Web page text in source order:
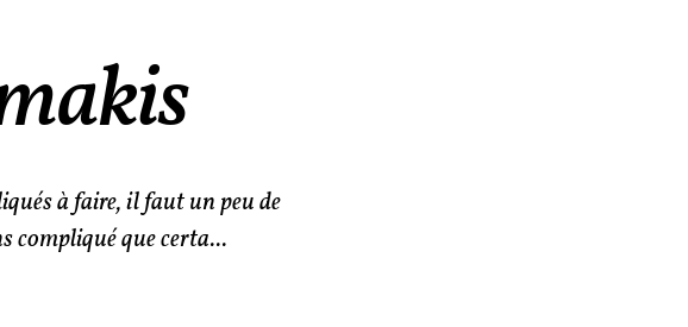
à faire, il faut un peu de
compliqué que certa...